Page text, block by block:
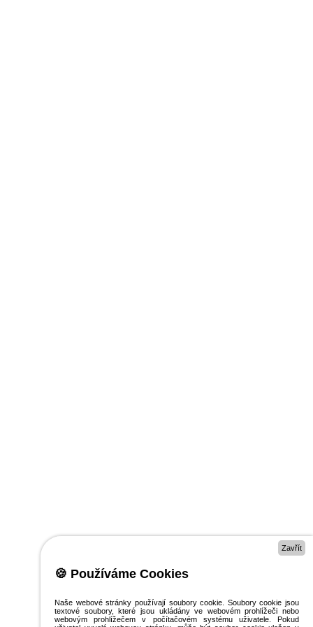
Zavřít
🍪 Používáme Cookies
Naše webové stránky používají soubory cookie. Soubory cookie jsou
textové soubory, které jsou ukládány ve webovém prohlížeči nebo
webovým prohlížečem v počítačovém systému uživatele. Pokud